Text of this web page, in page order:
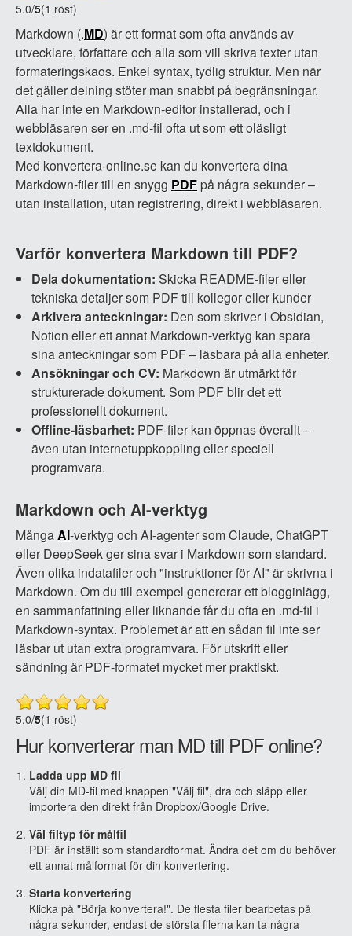
5.0/5(1 röst)
Markdown (.MD) är ett format som ofta används av
utvecklare, författare och alla som vill skriva texter utan
formateringskaos. Enkel syntax, tydlig struktur. Men när
det gäller delning stöter man snabbt på begränsningar.
Alla har inte en Markdown-editor installerad, och i
webbläsaren ser en .md-fil ofta ut som ett oläsligt
textdokument.
Med konvertera-online.se kan du konvertera dina
Markdown-filer till en snygg PDF på några sekunder –
utan installation, utan registrering, direkt i webbläsaren.
Varför konvertera Markdown till PDF?
Dela dokumentation: Skicka README-filer eller
tekniska detaljer som PDF till kollegor eller kunder
Arkivera anteckningar: Den som skriver i Obsidian,
Notion eller ett annat Markdown-verktyg kan spara
sina anteckningar som PDF – läsbara på alla enheter.
Ansökningar och CV: Markdown är utmärkt för
strukturerade dokument. Som PDF blir det ett
professionellt dokument.
Offline-läsbarhet: PDF-filer kan öppnas överallt –
även utan internetuppkoppling eller speciell
programvara.
Markdown och AI-verktyg
MångaAI-verktyg och AI-agenter som Claude, ChatGPT
eller DeepSeek ger sina svar i Markdown som standard.
Även olika indatafiler och "instruktioner för AI" är skrivna i
Markdown. Om du till exempel genererar ett blogginlägg,
en sammanfattning eller liknande får du ofta en .md-fil i
Markdown-syntax. Problemet är att en sådan fil inte ser
läsbar ut utan extra programvara. För utskrift eller
sändning är PDF-formatet mycket mer praktiskt.
5.0/5(1 röst)
Hur konverterar man MD till PDF online?
Ladda upp MD fil
Välj din MD-fil med knappen "Välj fil", dra och släpp eller
importera den direkt från Dropbox/Google Drive.
Väl filtyp för målfil
PDF är inställt som standardformat. Ändra det om du behöver
ett annat målformat för din konvertering.
Starta konvertering
Klicka på "Börja konvertera!". De flesta filer bearbetas på
några sekunder, endast de största filerna kan ta några